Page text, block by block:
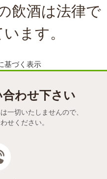
飲酒は法律で
ます。
基づく表示
わせ下さい
一切いたしませんので、
せください。